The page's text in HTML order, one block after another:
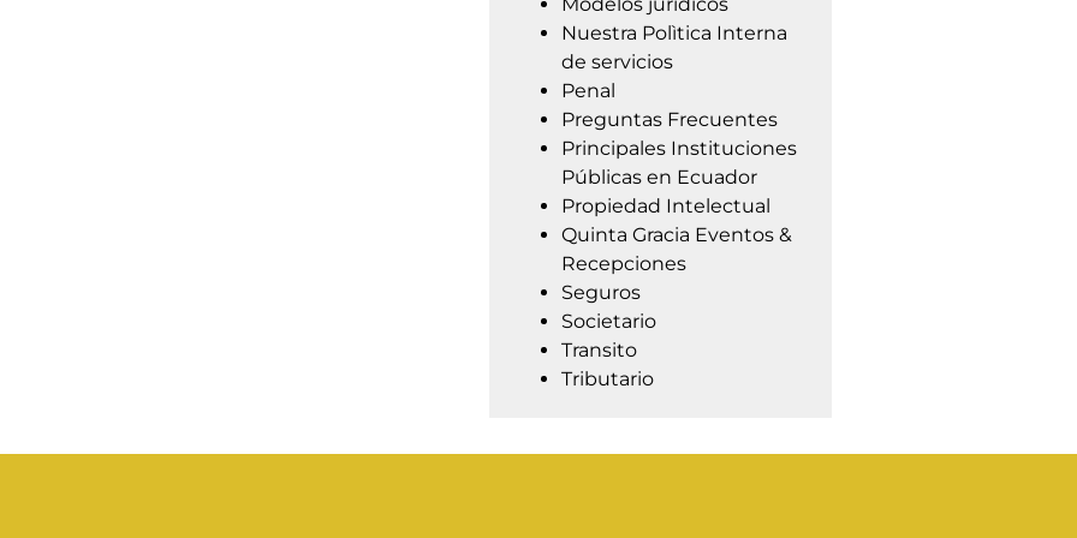
Modelos jurídicos
Nuestra Polìtica Interna
de servicios
Penal
Preguntas Frecuentes
Principales Instituciones
Públicas en Ecuador
Propiedad Intelectual
Quinta Gracia Eventos &
Recepciones
Seguros
Societario
Transito
Tributario